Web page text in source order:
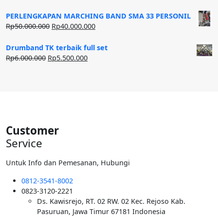
adalah:
Rp20.000.000.
ini
adalah:
PERLENGKAPAN MARCHING BAND SMA 33 PERSONIL
Rp50.000.000 Harga
adalah:
Rp50.000.000.
Rp40.000.000Harga
ini
Drumband TK terbaik full set
Rp6.000.000 Harga
Rp5.500.000Harga
Customer
Service
Untuk Info dan Pemesanan, Hubungi
0812-3541-8002
0823-3120-2221
Ds. Kawisrejo, RT. 02 RW. 02 Kec. Rejoso Kab.
Pasuruan, Jawa Timur 67181 Indonesia